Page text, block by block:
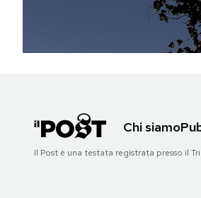
AREA PERSONALE
Chi siamo
Il Post è una testata registrata presso il